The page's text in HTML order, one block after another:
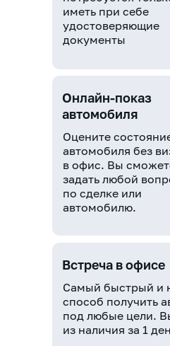
иметь при себе
удостоверяющие
документы
Оцените
автомобиля без
в офис. Вы
задать любой
по сделке или
автомобилю.
Самый быстрый и
способ получить
под любые цели.
из наличия за 1
Онлайн-показ
автомобиля
Встреча в офисе